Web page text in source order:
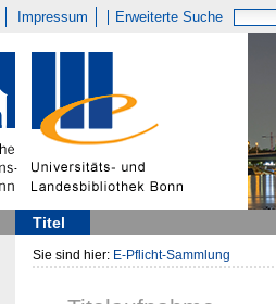
Impressum Erweiterte Suche
Titel
Sie sind hier: E-Pflicht-Sammlung